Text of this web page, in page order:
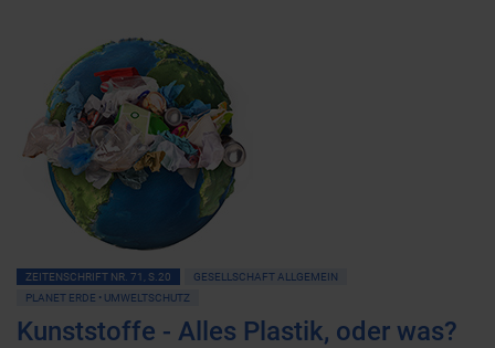
ZEITENSCHRIFT NR. 71, S.20
GESELLSCHAFT ALLGEMEIN
PLANET ERDE • UMWELTSCHUTZ
Kunststoffe - Alles Plastik, oder was?